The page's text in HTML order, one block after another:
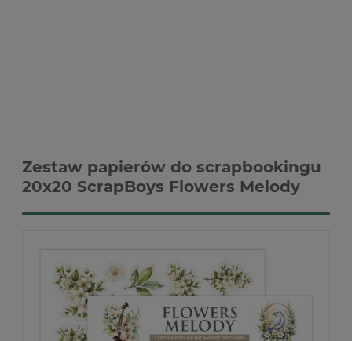
Zestaw papierów do scrapbookingu
20x20 ScrapBoys Flowers Melody